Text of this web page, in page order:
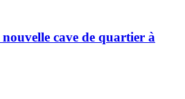
cave de quartier à